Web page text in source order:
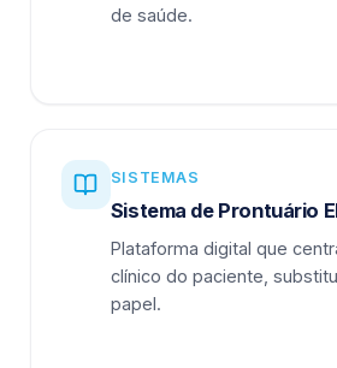
de saúde.
SISTEMAS
Sistema de Prontuário
Plataforma digital que
clínico do paciente,
papel.